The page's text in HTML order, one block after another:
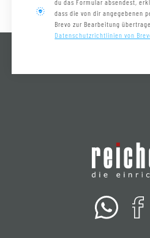
du das Formular absendest,
dass die von dir angegebenen
Brevo zur Bearbeitung
Datenschutzrichtlinien von